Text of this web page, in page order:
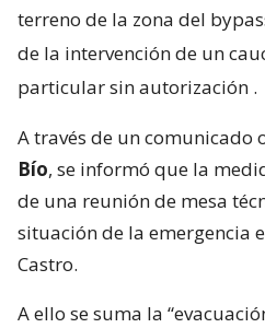
terreno de la zona del
de la intervención de un
particular sin autorización .
A través de un comunicado
Bío, se informó que la
de una reunión de mesa
situación de la emergencia
Castro.
A ello se suma la